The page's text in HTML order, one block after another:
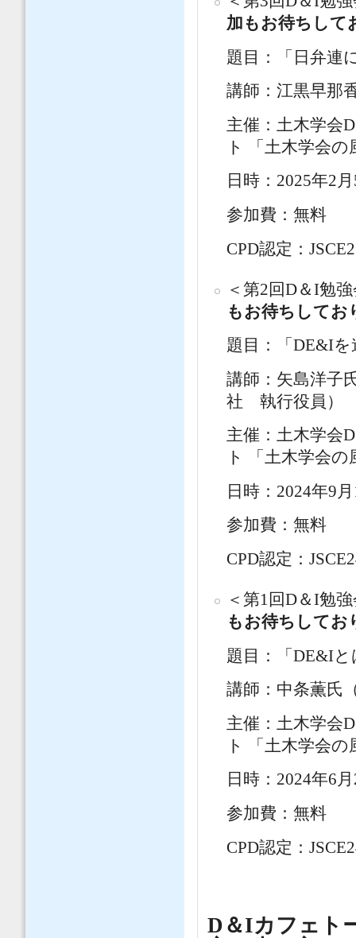
加もお待ちして
題目：「日弁連
講師：江黒早那
主催：土木学会
ト 「土木学会
日時：2025年2
参加費：無料
CPD認定：
＜第2回D＆I勉
もお待ちしてお
題目：「DE&I
講師：矢島洋子
社 執行役員）
主催：土木学会
ト 「土木学会
日時：2024年9
参加費：無料
CPD認定：
＜第1回D＆I勉
もお待ちしてお
題目：「DE&I
講師：中条薫氏
主催：土木学会
ト 「土木学会
日時：2024年6
参加費：無料
CPD認定：
D＆Iカフェト